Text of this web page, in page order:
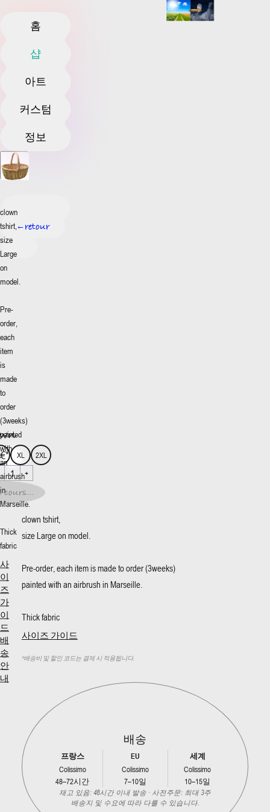
홈
샵
아트
커스텀
정보
←retour
즈:
XL 2XL
1 +
en
clown
tshirt,
size
Large
on
model.
Pre-
order,
each
item
is
made
to
order
(3weeks)
painted
with
an
airbrush
in
Marseille.
Thick
fabric
사
이
즈
가
이
드
배
송
안
내
* XL 2XL
1 +
cours...
clown tshirt,
size Large on model.
Pre-order, each item is made to order (3weeks)
painted with an airbrush in Marseille.
Thick fabric
사이즈 가이드
*배송비 및 할인 코드는 결제 시 적용됩니다.
배송
프랑스
Colissimo
48–72시간
EU
Colissimo
7–10일
세계
Colissimo
10–15일
재고 있음: 48시간 이내 발송 · 사전주문: 최대 3주
배송지 및 수요에 따라 다를 수 있습니다.